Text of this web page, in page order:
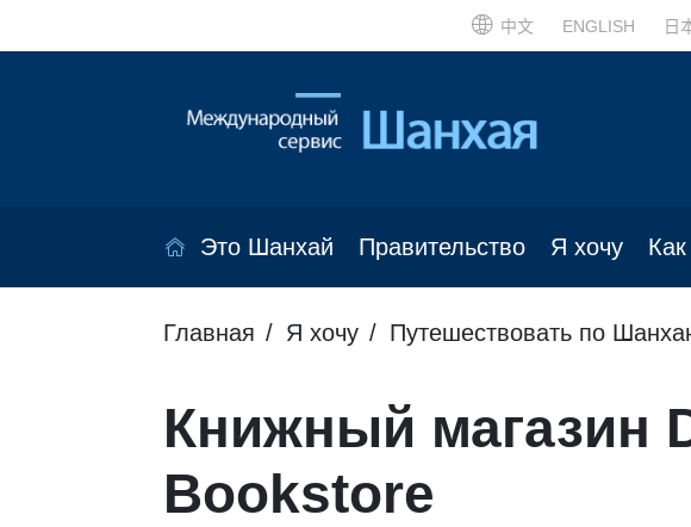
中文 ENGLISH 日
Это Шанхай Правительство Я хочу
Главная Я хочу Путешествовать по
Книжный магазин
Bookstore